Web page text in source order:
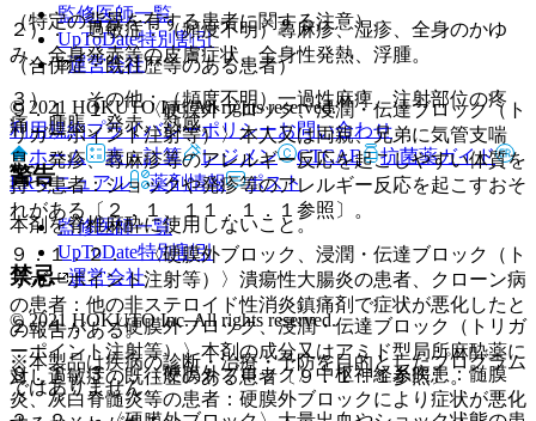
（特定の背景を有する患者に関する注意）
（合併症・既往歴等のある患者）
９．１．１． 〈硬膜外ブロック、浸潤・伝達ブロック（ト
リガーポイント注射等）〉本人又は両親、兄弟に気管支喘
息、発疹、蕁麻疹等のアレルギー反応を起こしやすい体質を
持つ患者：ショックや発疹等のアレルギー反応を起こすおそ
れがある〔２．１、１１．１．１参照〕。
９．１．２． 〈硬膜外ブロック、浸潤・伝達ブロック（ト
リガーポイント注射等）〉潰瘍性大腸炎の患者、クローン病
の患者：他の非ステロイド性消炎鎮痛剤で症状が悪化したと
の報告がある。
９．１．３． 〈硬膜外ブロック〉中枢神経系疾患：髄膜
炎、灰白脊髄炎等の患者：硬膜外ブロックにより症状が悪化
２）． 過敏症：（頻度不明）蕁麻疹、湿疹、全身のかゆ
み、全身発赤等の皮膚症状、全身性発熱、浮腫。
３）． その他：（頻度不明）一過性麻痺、注射部位の疼
痛、腫脹、発赤、熱感。
警告
本剤を脊椎麻酔に使用しないこと。
禁忌
２．１． 〈硬膜外ブロック、浸潤・伝達ブロック（トリガ
ーポイント注射等）〉本剤の成分又はアミド型局所麻酔薬に
対し過敏症の既往歴のある患者〔９．１．１参照〕。
監修医師一覧
UpToDate特別割引
運営会社
© 2021 HOKUTO Inc. All rights reserved.
利用規約プライバシーポリシーお問い合わせ
ホーム
表・計算 レジメン CTCAE
抗菌薬ガイド
ERマニュアル
薬剤情報 ポスト
監修医師一覧
UpToDate特別割引
運営会社
© 2021 HOKUTO Inc. All rights reserved.
※本製品は疾病の診断・治療・予防を目的としたプログラム
ではありません。